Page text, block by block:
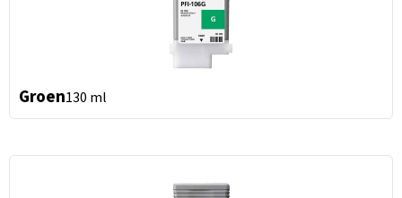
Groen130 ml